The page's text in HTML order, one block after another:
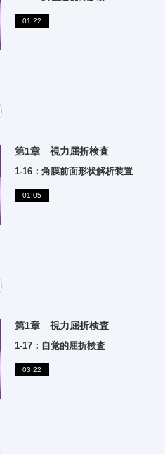
01:22
第1章 視力屈折検査
1-16：角膜前面形状解析装置
01:05
第1章 視力屈折検査
1-17：自覚的屈折検査
03:22